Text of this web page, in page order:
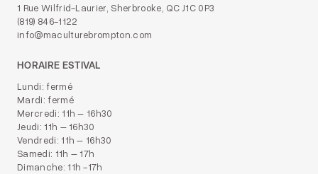
1 Rue Wilfrid-Laurier, Sherbrooke, QC J1C 0P3
(819) 846-1122
info@maculturebrompton.com
HORAIRE ESTIVAL
Lundi: fermé
Mardi: fermé
Mercredi: 11h – 16h30
Jeudi: 11h – 16h30
Vendredi: 11h – 16h30
Samedi: 11h – 17h
Dimanche: 11h -17h